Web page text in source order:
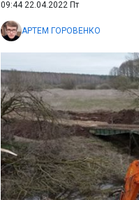
09:44 22.04.2022 Пт
АРТЕМ ГОРОВЕНКО